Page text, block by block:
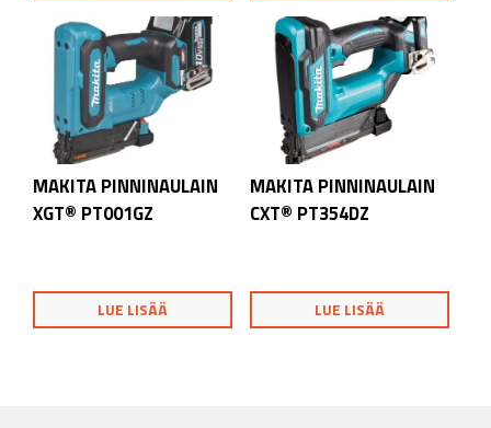
MAKITA PINNINAULAIN
XGT® PT001GZ
LUE LISÄÄ
MAKITA PINNINAULAIN
CXT® PT354DZ
LUE LISÄÄ